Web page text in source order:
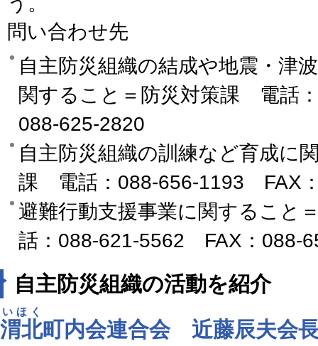
問い合わせ先
自主防災組織の結成や地震・津
関すること＝防災対策課 電話
088-625-2820
自主防災組織の訓練など育成に
課 電話：088-656-1193 FAX
避難行動支援事業に関すること
話：088-621-5562 FAX：088-
自主防災組織の活動を紹介
渭北
いほく
町内会連合会 近藤辰夫会